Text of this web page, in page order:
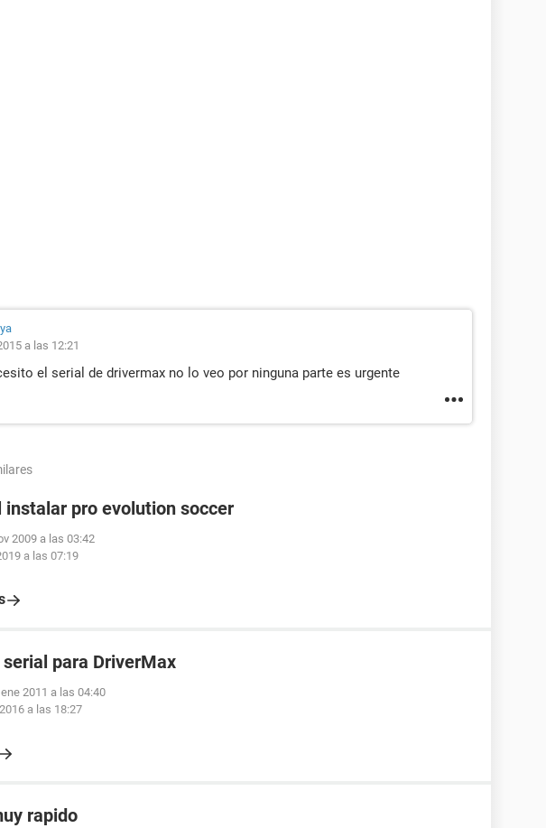
a las 12:21
el serial de drivermax no lo veo por ninguna parte es urgente
instalar pro evolution soccer
2009 a las 03:42
a las 07:19
para DriverMax
2011 a las 04:40
a las 18:27
rapido